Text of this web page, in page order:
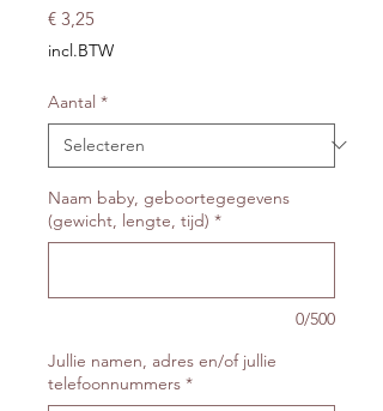
€ 3,25Prijs
incl.BTW
Aantal *
Naam baby, geboortegegevens
(gewicht, lengte, tijd) *
0/500
Jullie namen, adres en/of jullie
telefoonnummers *